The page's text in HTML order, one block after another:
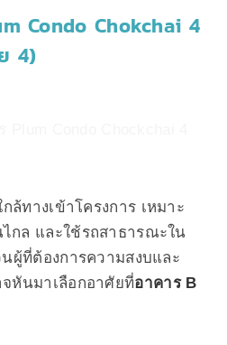
Condo Chokchai 4
4)
กล้ทางเข้าโครงการ เหมาะ
กล และใช้รถสาธารณะใน
ผู้ที่ต้องการความสงบและ
หันมาเลือกอาศัยที่อาคาร B